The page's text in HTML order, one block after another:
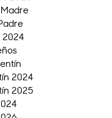
2024
2024
2025